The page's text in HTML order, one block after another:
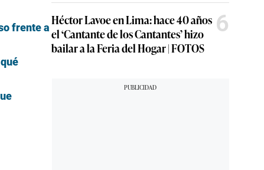
frente a
Héctor Lavoe en Lima: hace 40 años
el ‘Cantante de los Cantantes’ hizo
bailar a la Feria del Hogar | FOTOS
6